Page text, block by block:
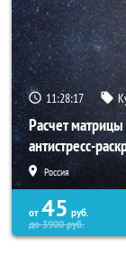
11:28:15
Расчет
антистресс-
Россия
от 45 руб.
до3900руб.